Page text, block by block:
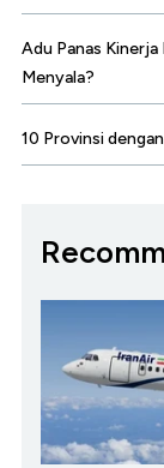
Adu Panas Kinerja
Menyala?
10 Provinsi